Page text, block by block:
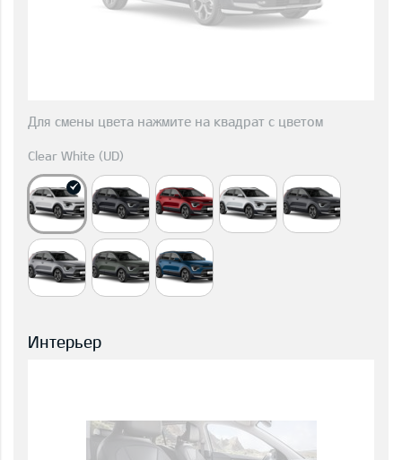
Для смены цвета нажмите на квадрат с цветом
Clear White (UD)
Интерьер